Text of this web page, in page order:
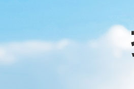
浮子流量計